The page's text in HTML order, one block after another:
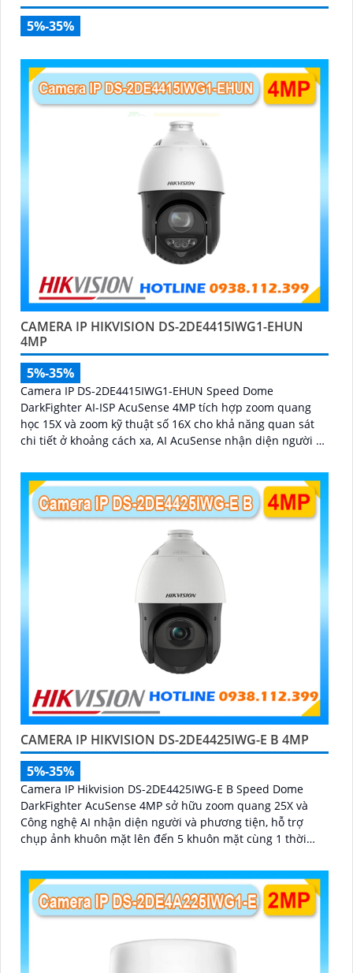
5%-35%
CAMERA IP HIKVISION DS-2DE4415IWG1-EHUN
4MP
5%-35%
Camera IP DS-2DE4415IWG1-EHUN Speed Dome
DarkFighter AI-ISP AcuSense 4MP tích hợp zoom quang
học 15X và zoom kỹ thuật số 16X cho khả năng quan sát
chi tiết ở khoảng cách xa, AI AcuSense nhận diện người và
CAMERA IP HIKVISION DS-2DE4425IWG-E B 4MP
5%-35%
Camera IP Hikvision DS-2DE4425IWG-E B Speed Dome
DarkFighter AcuSense 4MP sở hữu zoom quang 25X và
Công nghệ AI nhận diện người và phương tiện, hỗ trợ
chụp ảnh khuôn mặt lên đến 5 khuôn mặt cùng 1 thời